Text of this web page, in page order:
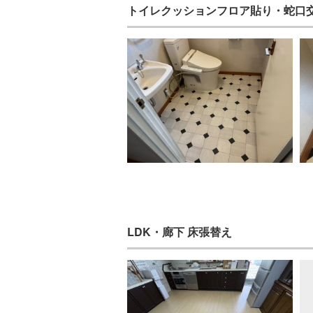
トイレクッションフロア貼り・蛇口
LDK・廊下 床張替え